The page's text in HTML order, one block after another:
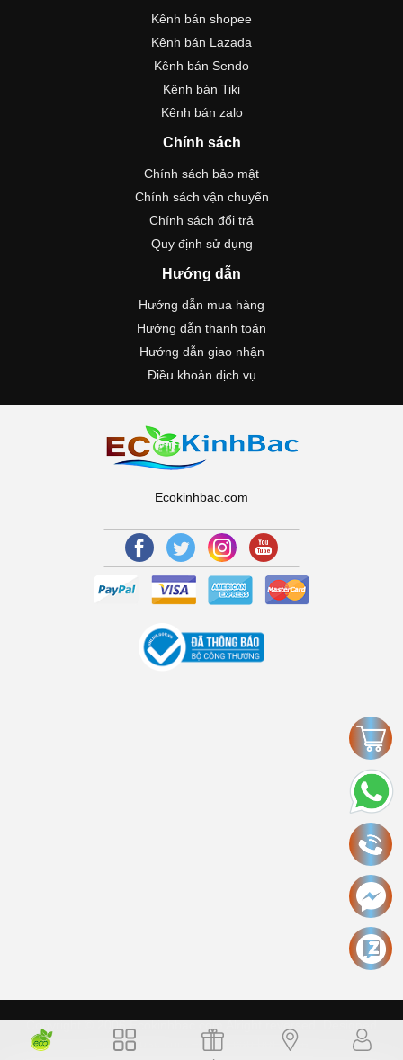
Kênh bán shopee
Kênh bán Lazada
Kênh bán Sendo
Kênh bán Tiki
Kênh bán zalo
Chính sách
Chính sách bảo mật
Chính sách vận chuyển
Chính sách đổi trả
Quy định sử dụng
Hướng dẫn
Hướng dẫn mua hàng
Hướng dẫn thanh toán
Hướng dẫn giao nhận
Điều khoản dịch vụ
Ecokinhbac.com
ecokinhbac.com
Cung cấp bởi Sapo